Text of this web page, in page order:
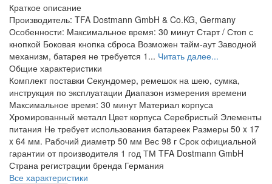
Краткое описание
Производитель: TFA Dostmann GmbH & Co.KG, Germany
Особенности: Максимальное время: 30 минут Старт / Стоп с
кнопкой Боковая кнопка сброса Возможен тайм-аут Заводной
механизм, батарея не требуется 1... Читать далее...
Общие характеристики
Комплект поставки Секундомер, ремешок на шею, сумка,
инструкция по эксплуатации Диапазон измерения времени
Максимальное время: 30 минут Материал корпуса
Хромированный металл Цвет корпуса Серебристый Элементы
питания Не требует использования батареек Размеры 50 x 17
x 64 мм. Рабочий диаметр 50 мм Вес 98 г Срок официальной
гарантии от производителя 1 год ТМ TFA Dostmann GmbH
Страна регистрации бренда Германия
Все характеристики